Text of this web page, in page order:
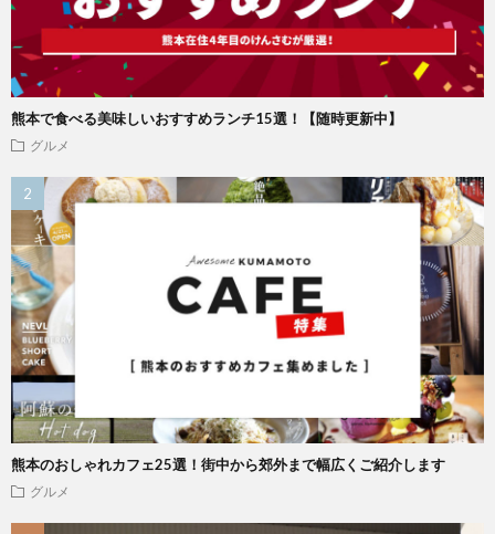
熊本で食べる美味しいおすすめランチ15選！【随時更新中】
グルメ
熊本のおしゃれカフェ25選！街中から郊外まで幅広くご紹介します
グルメ